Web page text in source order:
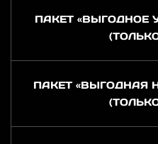
ПАКЕТ «ВЫГОДНОЕ
ПАКЕТ «ВЫГОДНАЯ